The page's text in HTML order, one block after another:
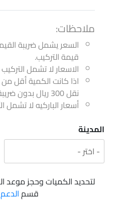
ملاحظات:
السعر يشمل ضريبة
قيمة التركيب.
الاسعار لا تشمل التركيب
نقل 300 ريال بدون ضريبة
أسعار الباركيه لا تشمل
المدينة
لتحديد الكميات وحجز موعد
قسم